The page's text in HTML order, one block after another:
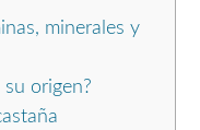
minerales y
origen?